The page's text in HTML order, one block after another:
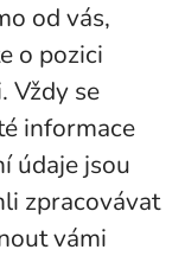
od vás,
o pozici
Vždy se
informace
údaje jsou
zpracovávat
vámi